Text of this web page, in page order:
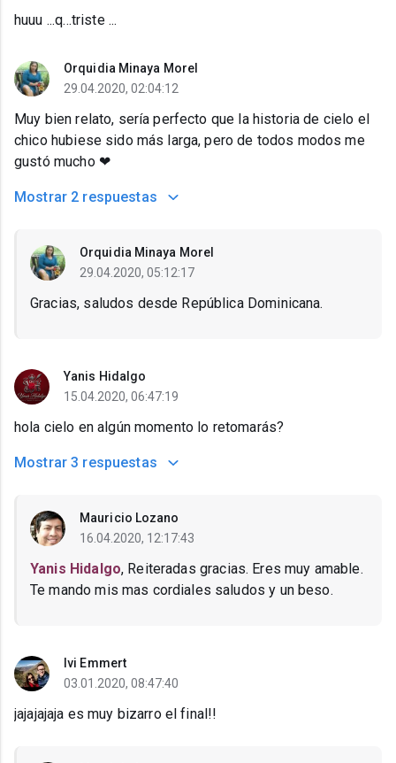
huuu ...q...triste ...
Orquidia Minaya Morel
29.04.2020, 02:04:12
Muy bien relato, sería perfecto que la historia de cielo el
chico hubiese sido más larga, pero de todos modos me
gustó mucho ❤
Mostrar 2 respuestas
Orquidia Minaya Morel
29.04.2020, 05:12:17
Gracias, saludos desde República Dominicana.
Yanis Hidalgo
15.04.2020, 06:47:19
hola cielo en algún momento lo retomarás?
Mostrar 3 respuestas
Mauricio Lozano
16.04.2020, 12:17:43
Yanis Hidalgo, Reiteradas gracias. Eres muy amable.
Te mando mis mas cordiales saludos y un beso.
Ivi Emmert
03.01.2020, 08:47:40
jajajajaja es muy bizarro el final!!